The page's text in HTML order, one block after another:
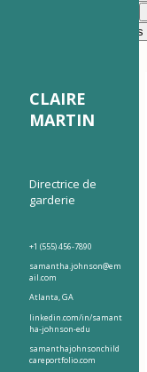
Nimbus
CLAIRE
MARTIN
Directrice de
garderie
+1 (555) 456-7890
samantha.johnson@em
ail.com
Atlanta, GA
linkedin.com/in/samant
ha-johnson-edu
samanthajohnsonchild
careportfolio.com